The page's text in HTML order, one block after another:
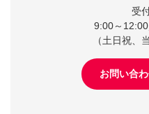
受
9:00～
（土日祝、
お問い合